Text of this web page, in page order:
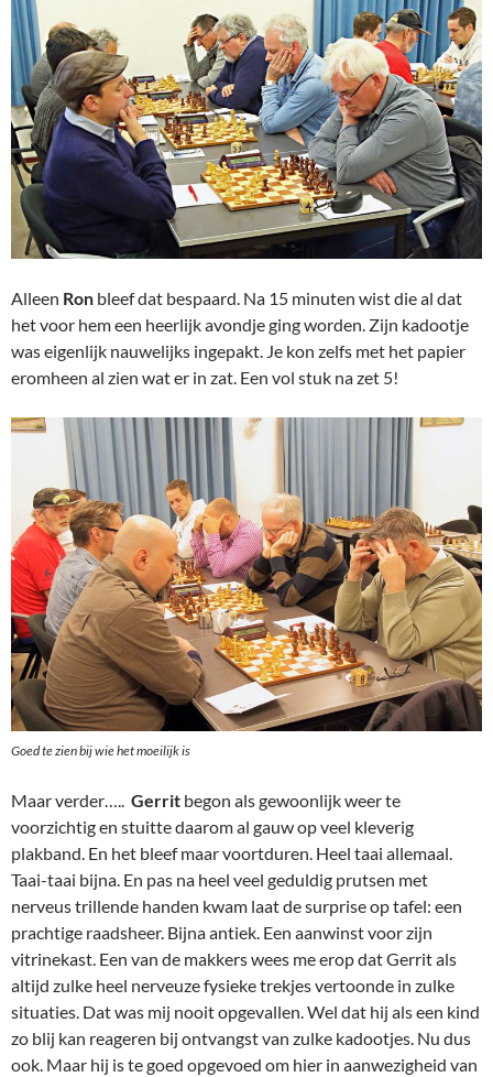
Alleen Ron bleef dat bespaard. Na 15 minuten wist die al dat
het voor hem een heerlijk avondje ging worden. Zijn kadootje
was eigenlijk nauwelijks ingepakt. Je kon zelfs met het papier
eromheen al zien wat er in zat. Een vol stuk na zet 5!
Goed te zien bij wie het moeilijk is
Maar verder….. Gerrit begon als gewoonlijk weer te
voorzichtig en stuitte daarom al gauw op veel kleverig
plakband. En het bleef maar voortduren. Heel taai allemaal.
Taai-taai bijna. En pas na heel veel geduldig prutsen met
nerveus trillende handen kwam laat de surprise op tafel: een
prachtige raadsheer. Bijna antiek. Een aanwinst voor zijn
vitrinekast. Een van de makkers wees me erop dat Gerrit als
altijd zulke heel nerveuze fysieke trekjes vertoonde in zulke
situaties. Dat was mij nooit opgevallen. Wel dat hij als een kind
zo blij kan reageren bij ontvangst van zulke kadootjes. Nu dus
ook. Maar hij is te goed opgevoed om hier in aanwezigheid van